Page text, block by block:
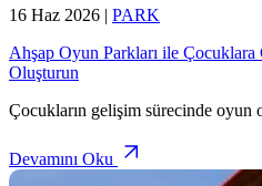
16 Haz 2026 | PARK
Ahşap Oyun Parkları ile
Oluşturun
Çocukların gelişim sürecinde oyun
Devamını Oku